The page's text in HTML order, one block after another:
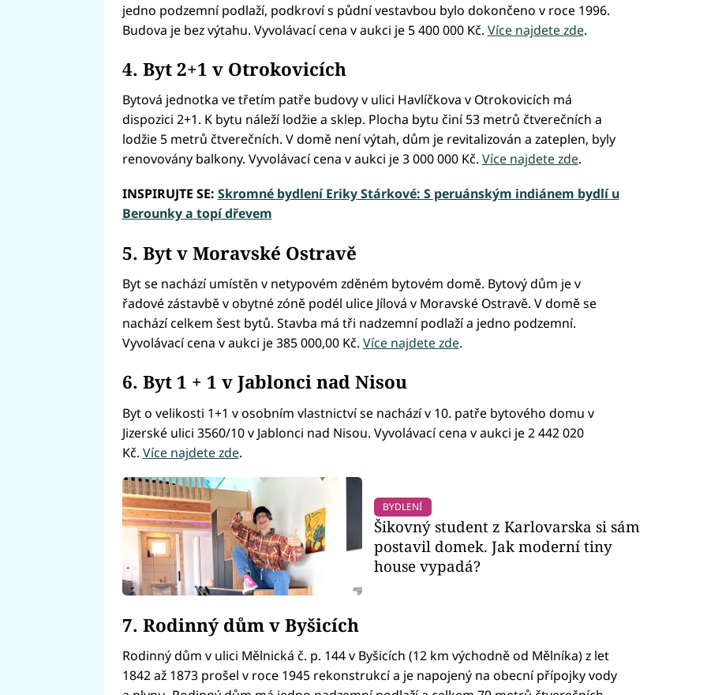
jedno podzemní podlaží, podkroví s půdní vestavbou bylo dokončeno v roce 1996.
Budova je bez výtahu. Vyvolávací cena v aukci je 5 400 000 Kč. Více najdete zde.
4. Byt 2+1 v Otrokovicích
Bytová jednotka ve třetím patře budovy v ulici Havlíčkova v Otrokovicích má
dispozici 2+1. K bytu náleží lodžie a sklep. Plocha bytu činí 53 metrů čtverečních a
lodžie 5 metrů čtverečních. V domě není výtah, dům je revitalizován a zateplen, byly
renovovány balkony. Vyvolávací cena v aukci je 3 000 000 Kč. Více najdete zde.
INSPIRUJTE SE: Skromné bydlení Eriky Stárkové: S peruánským indiánem bydlí u
Berounky a topí dřevem
5. Byt v Moravské Ostravě
Byt se nachází umístěn v netypovém zděném bytovém domě. Bytový dům je v
řadové zástavbě v obytné zóně podél ulice Jílová v Moravské Ostravě. V domě se
nachází celkem šest bytů. Stavba má tři nadzemní podlaží a jedno podzemní.
Vyvolávací cena v aukci je 385 000,00 Kč. Více najdete zde.
6. Byt 1 + 1 v Jablonci nad Nisou
Byt o velikosti 1+1 v osobním vlastnictví se nachází v 10. patře bytového domu v
Jizerské ulici 3560/10 v Jablonci nad Nisou. Vyvolávací cena v aukci je 2 442 020
Kč. Více najdete zde.
BYDLENÍ
Šikovný student z Karlovarska si sám
postavil domek. Jak moderní tiny
house vypadá?
7. Rodinný dům v Byšicích
Rodinný dům v ulici Mělnická č. p. 144 v Byšicích (12 km východně od Mělníka) z let
1842 až 1873 prošel v roce 1945 rekonstrukcí a je napojený na obecní přípojky vody